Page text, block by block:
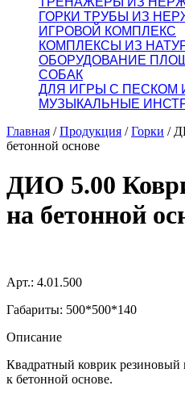
ГОРКИ ТРУБЫ ИЗ
ИГРОВОЙ КОМПЛЕКС
КОМПЛЕКСЫ ИЗ
ОБОРУДОВАНИЕ
СОБАК
ДЛЯ ИГРЫ С ПЕСКОМ
МУЗЫКАЛЬНЫЕ
Главная /Продукция /Горки /
бетонной основе
ДИО 5.00
на бетонной
Арт.: 4.01.500
Габариты: 500*500*140
Описание
Квадратный коврик
к бетонной основе.